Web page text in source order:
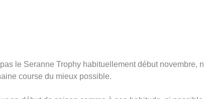
le Seranne Trophy habituellement début novembre,
course du mieux possible.